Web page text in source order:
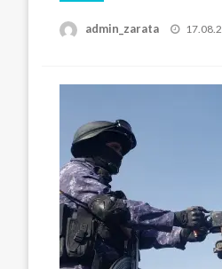
admin_zarata
Posted